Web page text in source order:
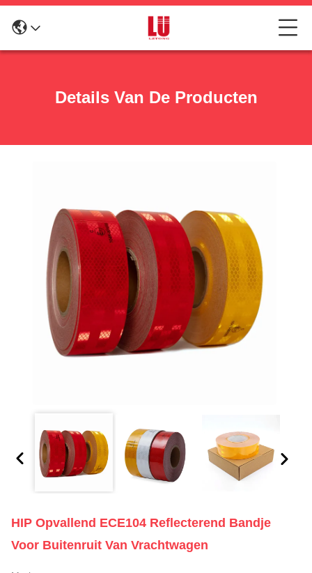
Details Van De Producten
HIP Opvallend ECE104 Reflecterend Bandje
Voor Buitenruit Van Vrachtwagen